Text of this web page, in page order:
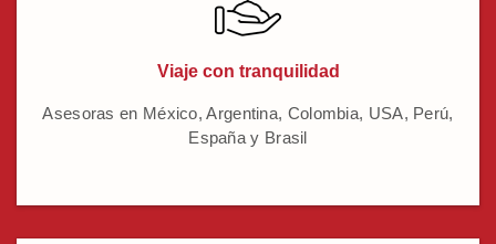
Viaje con tranquilidad
Asesoras en México, Argentina, Colombia, USA, Perú,
España y Brasil